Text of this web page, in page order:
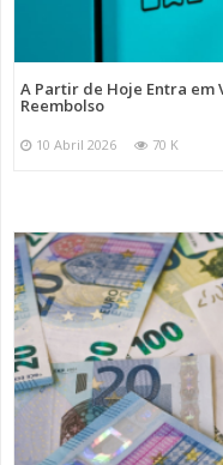
A Partir de Hoje Entra em
Reembolso
10 Abril 2026 70 K